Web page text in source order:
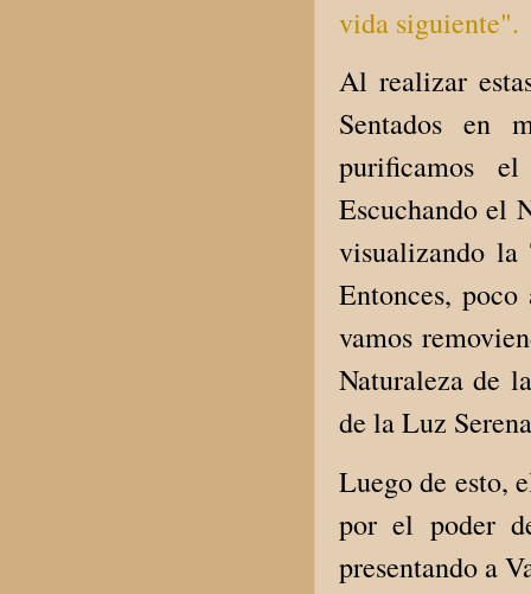
vida siguiente".
Al realizar
Sentados en
purificamos
Escuchando el
visualizando
Entonces,
vamos
Naturaleza de
de la Luz
Luego de esto,
por el poder
presentando a